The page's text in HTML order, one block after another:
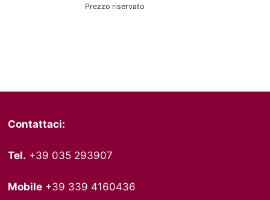
Prezzo riservato
Contattaci:
Tel. +39 035 293907
Mobile +39 339 4160436